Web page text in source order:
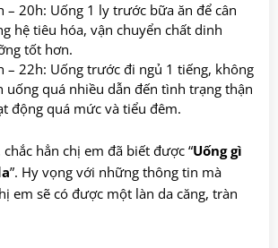
– 20h: Uống 1 ly trước bữa ăn để cân
hệ tiêu hóa, vận chuyển chất dinh
tốt hơn.
– 22h: Uống trước đi ngủ 1 tiếng, không
uống quá nhiều dẫn đến tình trạng thận
động quá mức và tiểu đêm.
hẳn chị em đã biết được “Uống gì
”. Hy vọng với những thông tin mà
em sẽ có được một làn da căng, tràn